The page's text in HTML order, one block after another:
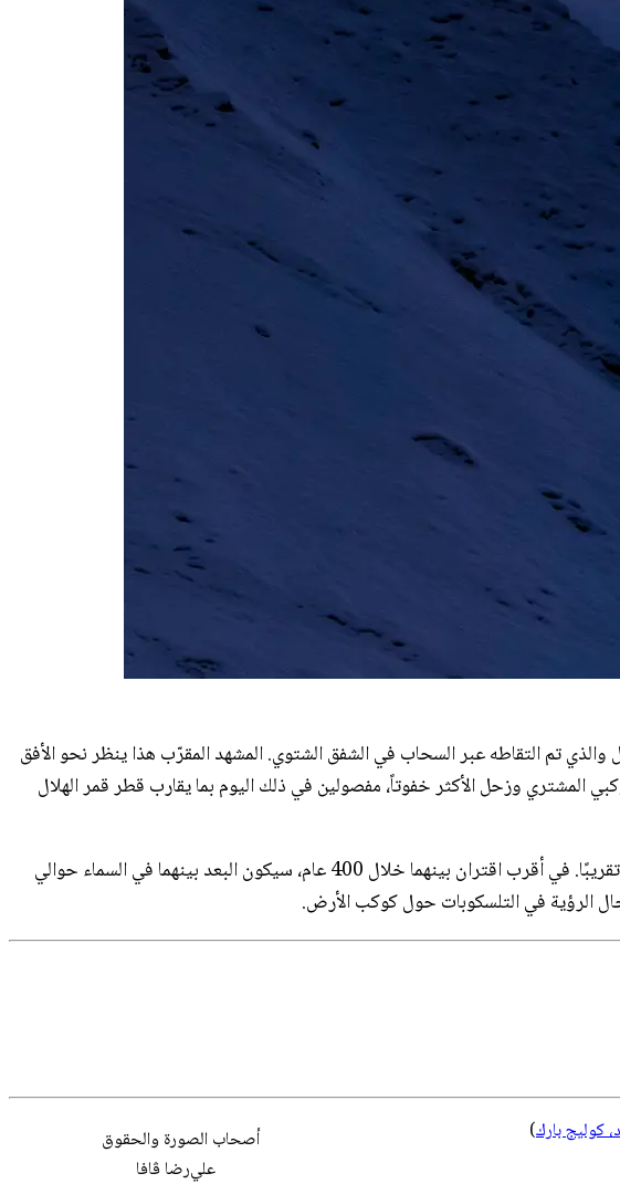
تم التقاطه عبر السحاب في الشفق الشتوي. المشهد المقرّب هذا ينظر نحو الأفق
من السهل رؤية كوكبي المشتري وزحل الأكثر خفوتاً، مفصولين في ذلك اليوم بما يقارب قطر قمر الهلال
في يوم اقترانهم العظيم -يوم الانقلاب الشمسي في 21 كانون الأوّل (ديسمبر)- قد يبدو أن كوكبي المشتري وزحل يندمجان تقريبًا. في أقرب اقتران بينهما خلال 400 عام، سيكون البعد بينهما في السماء حوالي
الرؤية في التلسكوبات حول كوكب الأرض.
أصحاب الصورة والحقوق
علي‌رضا ڤافا
كوليج بارك)